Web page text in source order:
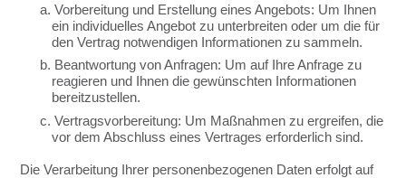
a. Vorbereitung und Erstellung eines Angebots: Um Ihnen
ein individuelles Angebot zu unterbreiten oder um die für
den Vertrag notwendigen Informationen zu sammeln.
b. Beantwortung von Anfragen: Um auf Ihre Anfrage zu
reagieren und Ihnen die gewünschten Informationen
bereitzustellen.
c. Vertragsvorbereitung: Um Maßnahmen zu ergreifen, die
vor dem Abschluss eines Vertrages erforderlich sind.
Die Verarbeitung Ihrer personenbezogenen Daten erfolgt auf